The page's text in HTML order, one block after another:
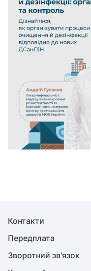
Контакти
Передплата
Зворотний зв'язок